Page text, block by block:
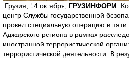
Грузия, 14 октября, ГРУЗИНФОРМ .
центр Службы государственной
провёл специальную операцию в пяти
Аджарского региона в рамках
иностранной террористической
террористической деятельности. В